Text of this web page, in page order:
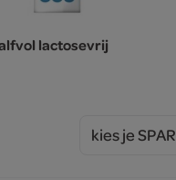
lactosevrij
kies je SPAR